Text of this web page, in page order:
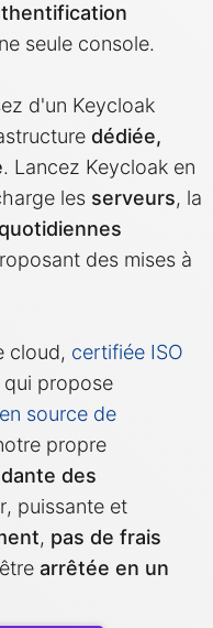
seule console.
d'un Keycloak
dédiée,
. Lancez Keycloak en
les serveurs, la
des mises à
cloud, certifiée ISO
qui propose
source de
propre
des
puissante et
, pas de frais
arrêtée en un